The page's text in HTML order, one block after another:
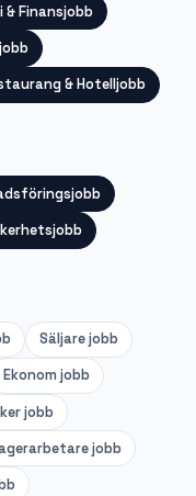
& Finansjobb
& Hotelljobb
Säljarejobb
Ekonom jobb
jobb
jobb